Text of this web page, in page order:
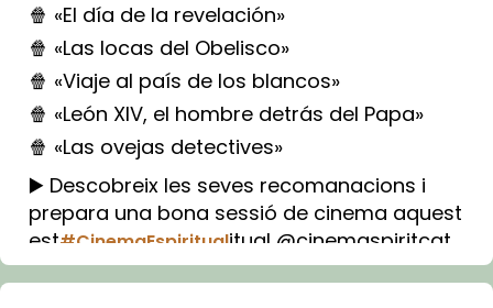
🍿 «El día de la revelación»
🍿 «Las locas del Obelisco»
🍿 «Viaje al país de los blancos»
🍿 «León XIV, el hombre detrás del Papa»
🍿 «Las ovejas detectives»
▶️ Descobreix les seves recomanacions i
prepara una bona sessió de cinema aquest
est#CinemaEspiritualitual @cinemaspiritcat
Imatge: Generada amb IA (OpenAI)